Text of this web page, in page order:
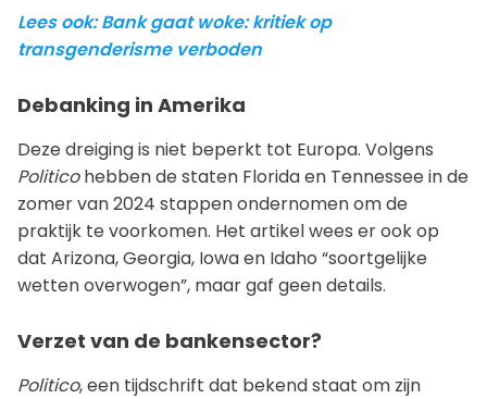
Lees ook: Bank gaat woke: kritiek op
transgenderisme verboden
Debanking in Amerika
Deze dreiging is niet beperkt tot Europa. Volgens
Politicohebben de staten Florida en Tennessee in de
zomer van 2024 stappen ondernomen om de
praktijk te voorkomen. Het artikel wees er ook op
dat Arizona, Georgia, Iowa en Idaho “soortgelijke
wetten overwogen”, maar gaf geen details.
Verzet van de bankensector?
Politico, een tijdschrift dat bekend staat om zijn